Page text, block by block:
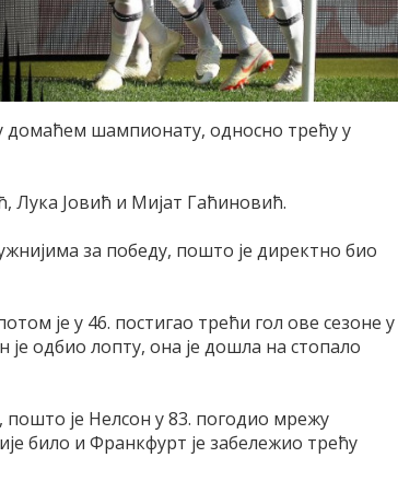
домаћем шампионату, односно трећу у
Лука Јовић и Мијат Гаћиновић.
за победу, пошто је директно био
је у 46. постигао трећи гол ове сезоне у
је одбио лопту, она је дошла на стопало
пошто је Нелсон у 83. погодио мрежу
било и Франкфурт је забележио трећу